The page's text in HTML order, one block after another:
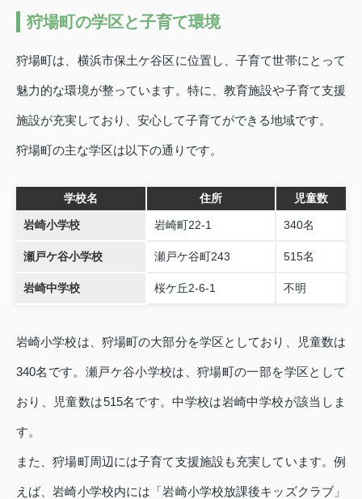
狩場町の学区と子育て環境
狩場町は、横浜市保土ケ谷区に位置し、子育て世帯にとって
魅力的な環境が整っています。特に、教育施設や子育て支援
施設が充実しており、安心して子育てができる地域です。
狩場町の主な学区は以下の通りです。
学校名 住所 児童数
岩崎小学校 岩崎町22-1 340名
瀬戸ケ谷小学校 瀬戸ケ谷町243 515名
岩崎中学校 桜ケ丘2-6-1 不明
岩崎小学校は、狩場町の大部分を学区としており、児童数は
340名です。瀬戸ケ谷小学校は、狩場町の一部を学区として
おり、児童数は515名です。中学校は岩崎中学校が該当しま
す。
また、狩場町周辺には子育て支援施設も充実しています。例
えば、岩崎小学校内には「岩崎小学校放課後キッズクラブ」